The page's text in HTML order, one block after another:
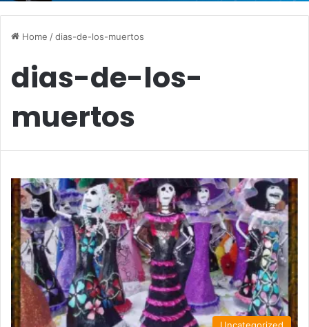
Home /dias-de-los-muertos
dias-de-los-
muertos